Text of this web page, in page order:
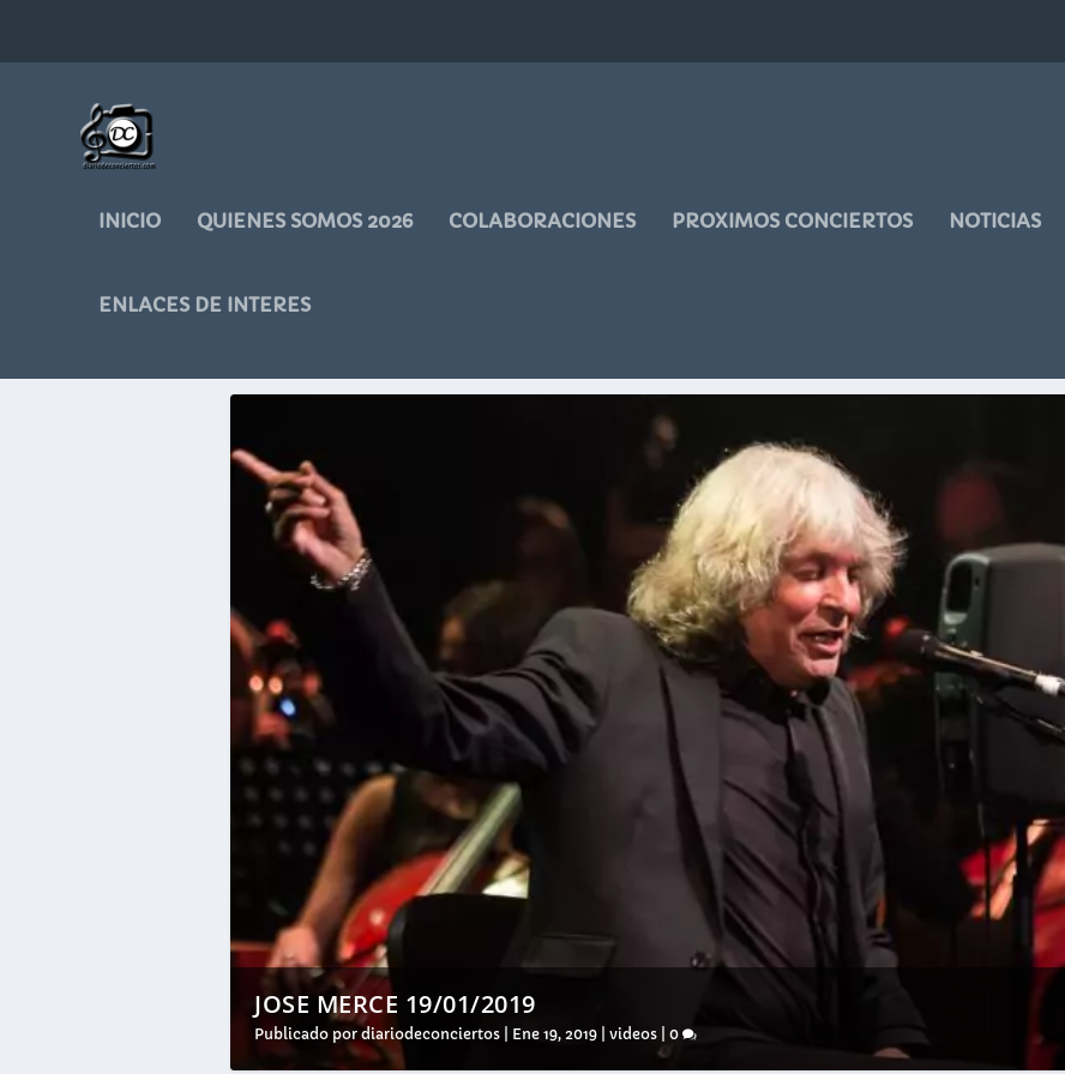
INICIO QUIENES SOMOS 2026 COLABORACIONES PROXIMOS CONCIERTOS NOTICIAS
ENLACES DE INTERES
JOSE MERCE 19/01/2019
Publicado por diariodeconciertos Ene 19, 2019 videos 0